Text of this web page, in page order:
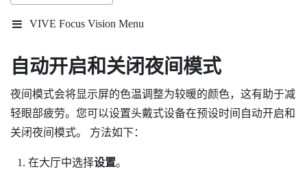
VIVE Focus Vision Menu
自动开启和关闭夜间模式
夜间模式会将显示屏的色温调整为较暖的颜色，这有助于减
轻眼部疲劳。您可以设置头戴式设备在预设时间自动开启和
关闭夜间模式。 方法如下：
在大厅中选择设置。